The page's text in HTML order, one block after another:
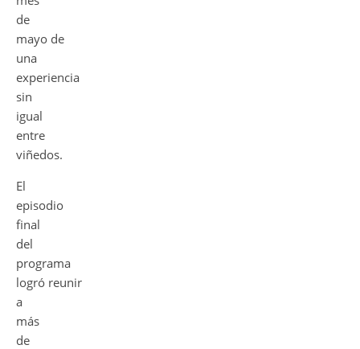
de
mayo de
una
experiencia
sin
igual
entre
viñedos.
El
episodio
final
del
programa
logró reunir
a
más
de